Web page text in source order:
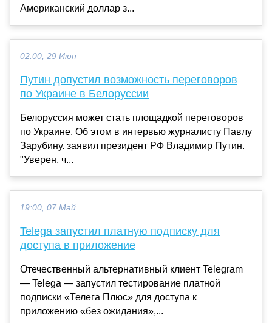
Американский доллар з...
02:00, 29 Июн
Путин допустил возможность переговоров
по Украине в Белоруссии
Белоруссия может стать площадкой переговоров
по Украине. Об этом в интервью журналисту Павлу
Зарубину. заявил президент РФ Владимир Путин.
"Уверен, ч...
19:00, 07 Май
Telega запустил платную подписку для
доступа в приложение
Отечественный альтернативный клиент Telegram
— Telega — запустил тестирование платной
подписки «Телега Плюс» для доступа к
приложению «без ожидания»,...